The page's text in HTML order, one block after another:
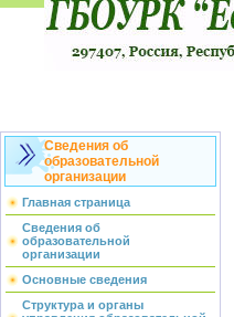
Сведения об
образовательной
организации
Главная страница
Сведения об
образовательной
организации
Основные сведения
Структура и органы